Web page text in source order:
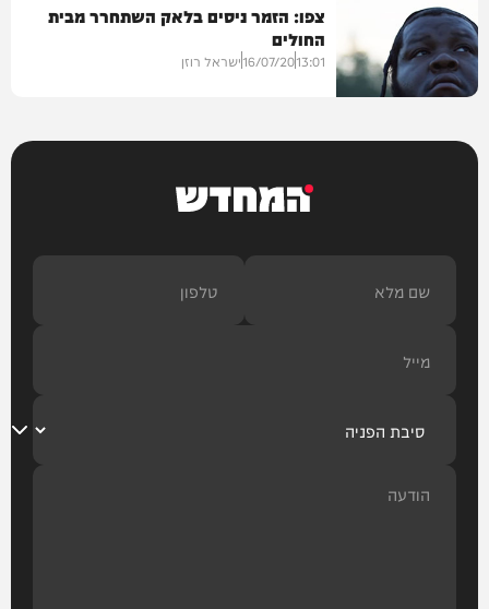
מיוזיק
צפו: הזמר ניסים בלאק השתחרר מבית
החולים
13:01
16/07/20ישראל רוזן
המחדש